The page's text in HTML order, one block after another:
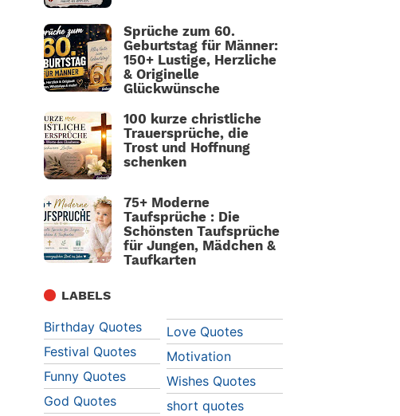
Sprüche zum 60.
Geburtstag für Männer:
150+ Lustige, Herzliche
& Originelle
Glückwünsche
100 kurze christliche
Trauersprüche, die
Trost und Hoffnung
schenken
75+ Moderne
Taufsprüche : Die
Schönsten Taufsprüche
für Jungen, Mädchen &
Taufkarten
LABELS
Birthday Quotes
Festival Quotes
Funny Quotes
God Quotes
Love Quotes
Motivation
Wishes Quotes
short quotes